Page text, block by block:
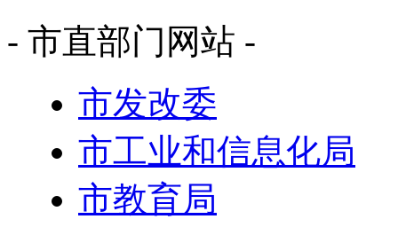
- 市直部门网站 -
市发改委
市工业和信息化局
市教育局